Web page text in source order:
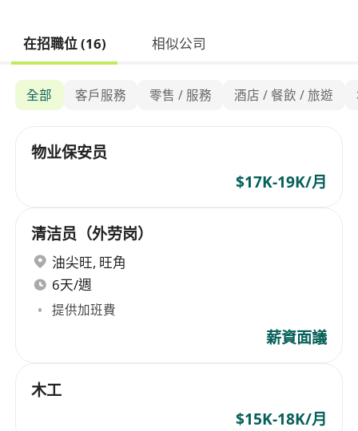
在招職位 (16) 相似公司
全部 客戶服務 零售 / 服務 酒店 / 餐飲 / 旅遊
物业保安员
$17K-19K/月
清洁员（外劳岗）
油尖旺, 旺角
6天/週
提供加班費
薪資面議
木工
$15K-18K/月